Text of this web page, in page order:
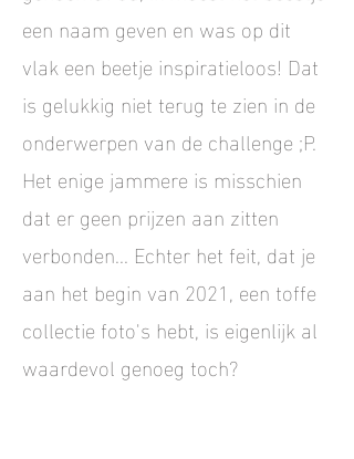
een naam geven en was op dit
vlak een beetje inspiratieloos! Dat
is gelukkig niet terug te zien in de
onderwerpen van de challenge ;P.
Het enige jammere is misschien
dat er geen prijzen aan zitten
verbonden... Echter het feit, dat je
aan het begin van 2021, een toffe
collectie foto's hebt, is eigenlijk al
waardevol genoeg toch?